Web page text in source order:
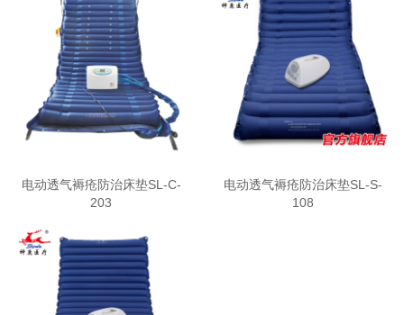
电动透气褥疮防治床垫SL-C-
203
电动透气褥疮防治床垫SL-S-
108